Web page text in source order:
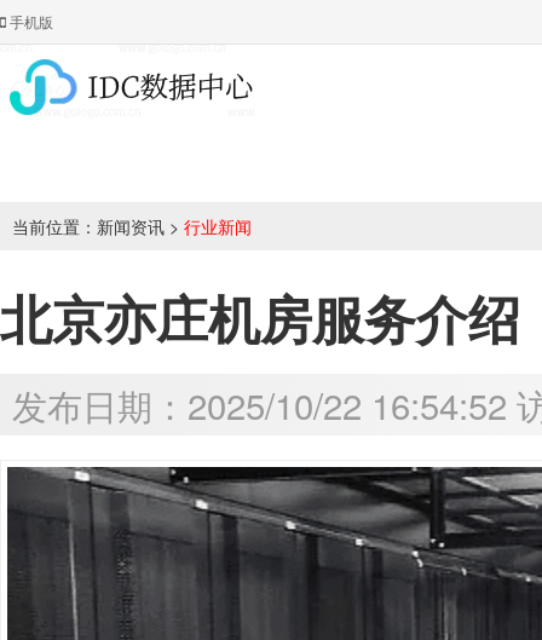
手机版
当前位置： 新闻资讯 > 行业新闻
北京亦庄机房服务介绍
发布日期：2025/10/22 16:54:52